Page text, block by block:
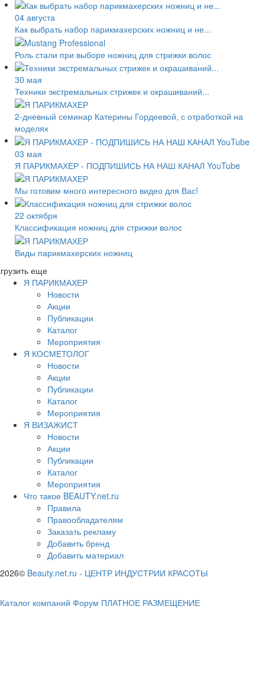
04 августа
Как выбрать набор парикмахерских ножниц и не...
Роль стали при выборе ножниц для стрижки волос
30 мая
Техники экстремальных стрижек и окрашиваний...
2-дневный семинар Катерины Гордеевой, с отработкой на
моделях
03 мая
Я ПАРИКМАХЕР - ПОДПИШИСЬ НА НАШ КАНАЛ YouTube
Мы готовим много интересного видео для Вас!
22 октября
Классификация ножниц для стрижки волос
Виды парикмахерских ножниц
еще
Я ПАРИКМАХЕР
Новости
Акции
Публикации
Каталог
Мероприятия
Я КОСМЕТОЛОГ
Новости
Акции
Публикации
Каталог
Мероприятия
Я ВИЗАЖИСТ
Новости
Акции
Публикации
Каталог
Мероприятия
Что такое BEAUTY.net.ru
Правила
Правообладателям
Заказать рекламу
Добавить бренд
Добавить материал
2026© Beauty.net.ru - ЦЕНТР ИНДУСТРИИ КРАСОТЫ
Каталог компаний Форум ПЛАТНОЕ РАЗМЕЩЕНИЕ